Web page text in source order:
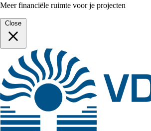
Meer financiële ruimte voor je projecten
Close